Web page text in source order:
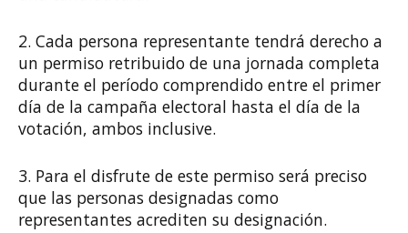
2. Cada persona representante tendrá derecho a
un permiso retribuido de una jornada completa
durante el período comprendido entre el primer
día de la campaña electoral hasta el día de la
votación, ambos inclusive.
3. Para el disfrute de este permiso será preciso
que las personas designadas como
representantes acrediten su designación.